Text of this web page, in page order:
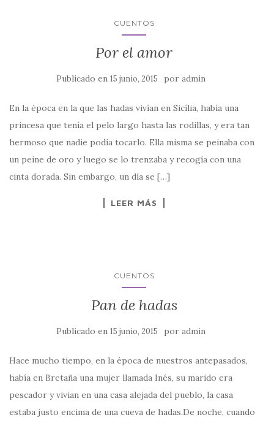
CUENTOS
Por el amor
Publicado en 15 junio, 2015 por admin
En la época en la que las hadas vivían en Sicília, había una
princesa que tenía el pelo largo hasta las rodillas, y era tan
hermoso que nadie podía tocarlo. Ella misma se peinaba con
un peine de oro y luego se lo trenzaba y recogía con una
cinta dorada. Sin embargo, un día se […]
LEER MÁS
CUENTOS
Pan de hadas
Publicado en 15 junio, 2015 por admin
Hace mucho tiempo, en la época de nuestros antepasados,
había en Bretaña una mujer llamada Inés, su marido era
pescador y vivian en una casa alejada del pueblo, la casa
estaba justo encima de una cueva de hadas.De noche, cuando